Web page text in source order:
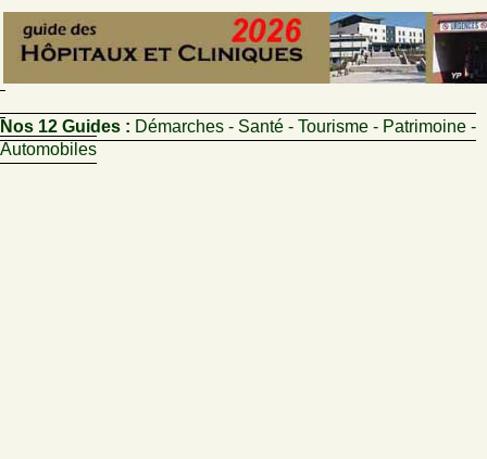
Nos 12 Guides : Démarches - Santé - Tourisme - Patrimoine -
Automobiles